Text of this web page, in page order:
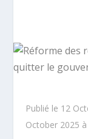
Publié le 12
October 2025